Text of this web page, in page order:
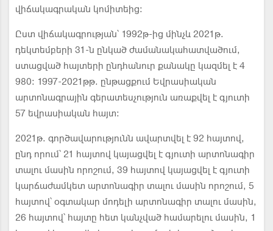
վիճակագրական կոմիտեից։
Ըստ վիճակագրության՝ 1992թ-ից մինչև 2021թ.
դեկտեմբերի 31-ն ընկած ժամանակահատվածում,
ստացված հայտերի ընդհանուր քանակը կազմել է 4
980: 1997-2021թթ. ընթացքում Եվրասիական
արտոնագրային գերատեսչություն առաքվել է գյուտի
57 եվրասիական հայտ:
2021թ. գործավարությունն ավարտվել է 92 հայտով,
ընդ որում՝ 21 հայտով կայացվել է գյուտի արտոնագիր
տալու մասին որոշում, 39 հայտով կայացվել է գյուտի
կարճաժամկետ արտոնագիր տալու մասին որոշում, 5
հայտով՝ օգտակար մոդելի արտոնագիր տալու մասին,
26 հայտով՝ հայտը հետ կանչված համարելու մասին, 1